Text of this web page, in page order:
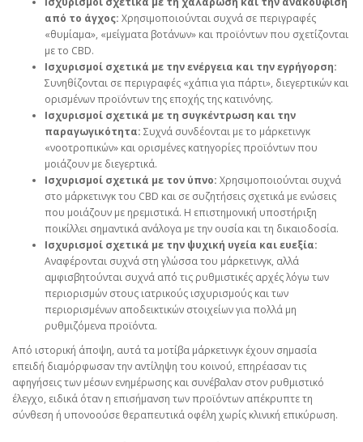
από το άγχος: Χρησιμοποιούνται συχνά σε περιγραφές
«θυμίαμα», «μείγματα βοτάνων» και προϊόντων που σχετίζονται
με το CBD.
Ισχυρισμοί σχετικά με την ενέργεια και την εγρήγορση:
Συνηθίζονται σε περιγραφές «χάπια για πάρτι», διεγερτικών και
ορισμένων προϊόντων της εποχής της κατινόνης.
Ισχυρισμοί σχετικά με τη συγκέντρωση και την
παραγωγικότητα: Συχνά συνδέονται με το μάρκετινγκ
«νοοτροπικών» και ορισμένες κατηγορίες προϊόντων που
μοιάζουν με διεγερτικά.
Ισχυρισμοί σχετικά με τον ύπνο: Χρησιμοποιούνται συχνά
στο μάρκετινγκ του CBD και σε συζητήσεις σχετικά με ενώσεις
που μοιάζουν με ηρεμιστικά. Η επιστημονική υποστήριξη
ποικίλλει σημαντικά ανάλογα με την ουσία και τη δικαιοδοσία.
Ισχυρισμοί σχετικά με την ψυχική υγεία και ευεξία:
Αναφέρονται συχνά στη γλώσσα του μάρκετινγκ, αλλά
αμφισβητούνται συχνά από τις ρυθμιστικές αρχές λόγω των
περιορισμών στους ιατρικούς ισχυρισμούς και των
περιορισμένων αποδεικτικών στοιχείων για πολλά μη
ρυθμιζόμενα προϊόντα.
Από ιστορική άποψη, αυτά τα μοτίβα μάρκετινγκ έχουν σημασία
επειδή διαμόρφωσαν την αντίληψη του κοινού, επηρέασαν τις
αφηγήσεις των μέσων ενημέρωσης και συνέβαλαν στον ρυθμιστικό
έλεγχο, ειδικά όταν η επισήμανση των προϊόντων απέκρυπτε τη
σύνθεση ή υπονοούσε θεραπευτικά οφέλη χωρίς κλινική επικύρωση.